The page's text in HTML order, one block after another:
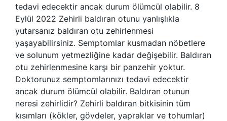
tedavi edecektir ancak durum ölümcül olabilir. 8
Eylül 2022 Zehirli baldıran otunu yanlışlıkla
yutarsanız baldıran otu zehirlenmesi
yaşayabilirsiniz. Semptomlar kusmadan nöbetlere
ve solunum yetmezliğine kadar değişebilir. Baldıran
otu zehirlenmesine karşı bir panzehir yoktur.
Doktorunuz semptomlarınızı tedavi edecektir
ancak durum ölümcül olabilir. Baldıran otunun
neresi zehirlidir? Zehirli baldıran bitkisinin tüm
kısımları (kökler, gövdeler, yapraklar ve tohumlar)